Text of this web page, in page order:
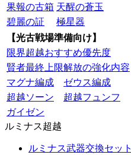
果報の古箱 天醒の蒼玉
碧麗の証
極星器
【光古戦場準備向け】
限界超越おすすめ優先度
賢者最終上限解放の強化内容
マグナ編成
ゼウス編成
超越ソーン
超越フュンフ
ガイゼン
ルミナス超越
ルミナス武器交換セット